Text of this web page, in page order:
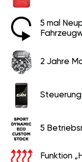
5 mal
2 Jahre
5
Funktion